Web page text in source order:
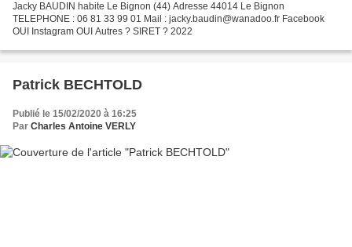
Jacky BAUDIN habite Le Bignon (44) Adresse 44014 Le Bignon
TELEPHONE : 06 81 33 99 01 Mail : jacky.baudin@wanadoo.fr Facebook
OUI Instagram OUI Autres ? SIRET ? 2022
Patrick BECHTOLD
Publié le 15/02/2020 à 16:25
Par Charles Antoine VERLY